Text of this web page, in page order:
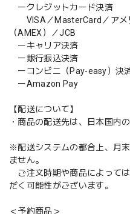
ークレジットカード決済
VISA／MasterCard／アメ
（AMEX）／JCB
ーキャリア決済
ー銀行振込決済
ーコンビニ（Pay-easy）決
ーAmazon Pay
【配送について】
・商品の配送先は、日本国内
※配送システムの都合上、月
ません。
ご注文時期や商品によって
だく可能性がございます。
＜予約商品＞